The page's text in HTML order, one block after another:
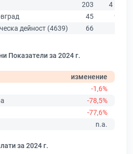
203
4 585
45
957
дейност (4639)
66
Показатели за 2024 г.
изменение
-1,6%
-78,5%
-77,6%
n.a.
за 2024 г.